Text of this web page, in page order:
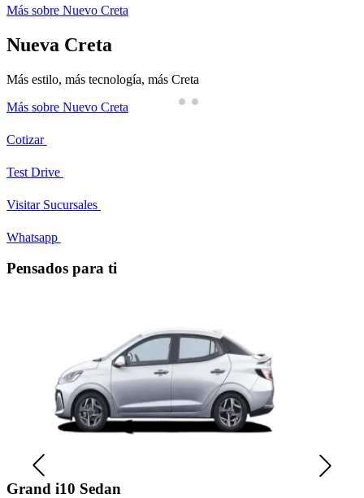
Más sobre Nuevo Creta
Nueva Creta
Más estilo, más tecnología, más Creta
Más sobre Nuevo Creta
Cotizar
Test Drive
Visitar Sucursales
Whatsapp
Pensados para ti
Grand i10 Sedan